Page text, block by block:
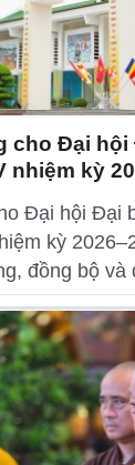
cho Đại
kỳ
Đại hội Đại
kỳ
đồng bộ và